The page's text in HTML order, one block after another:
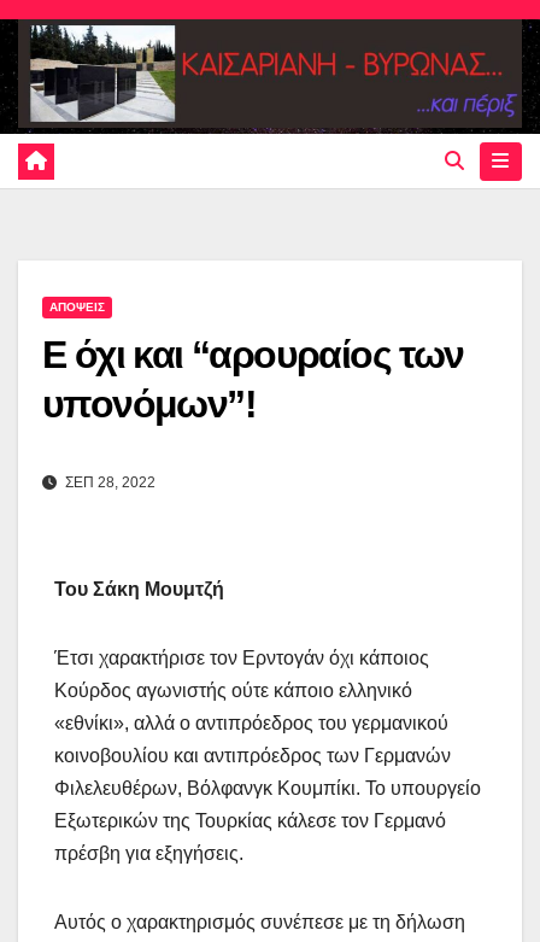
Skip
content
ΑΠΟΨΕΙΣ
Ε όχι και “αρουραίος των
υπονόμων”!
ΣΕΠ 28, 2022
Του Σάκη Μουμτζή
Έτσι χαρακτήρισε τον Ερντογάν όχι κάποιος
Κούρδος αγωνιστής ούτε κάποιο ελληνικό
«εθνίκι», αλλά ο αντιπρόεδρος του γερμανικού
κοινοβουλίου και αντιπρόεδρος των Γερμανών
Φιλελευθέρων, Βόλφανγκ Κουμπίκι. Το υπουργείο
Εξωτερικών της Τουρκίας κάλεσε τον Γερμανό
πρέσβη για εξηγήσεις.
Αυτός ο χαρακτηρισμός συνέπεσε με τη δήλωση